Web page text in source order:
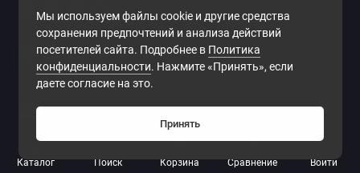
Каталог Поиск Корзина
0
Сравнение
Войти
Мы используем файлы cookie и другие средства
сохранения предпочтений и анализа действий
посетителей сайта. Подробнее в Политика
конфиденциальности. Нажмите «Принять», если
даете согласие на это.
Принять
Мы в сети